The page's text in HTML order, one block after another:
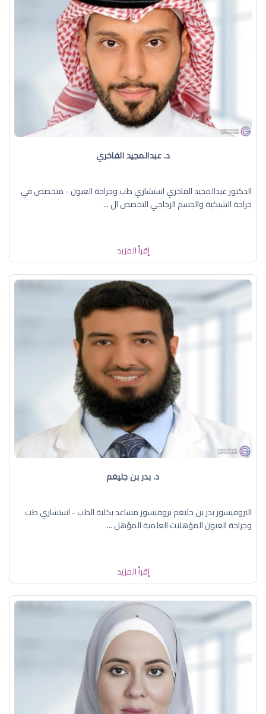
د. عبدالمجيد الفاخري
الدكتور عبدالمجيد الفاخري استشاري طب وجراحة العيون - متخصص في
جراحة الشبكية والجسم الزجاجي التخصص ال ...
إقرأ المزيد
د. بدر بن جليغم
البروفيسور بدر بن جليغم بروفيسور مساعد بكلية الطب - استشاري طب
وجراحة العيون المؤهلات العلمية المؤهل ...
إقرأ المزيد